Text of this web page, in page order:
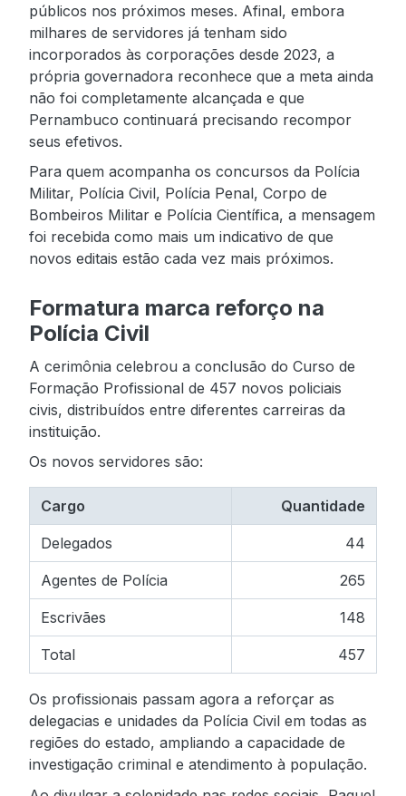
públicos nos próximos meses. Afinal, embora
milhares de servidores já tenham sido
incorporados às corporações desde 2023, a
própria governadora reconhece que a meta ainda
não foi completamente alcançada e que
Pernambuco continuará precisando recompor
seus efetivos.
Para quem acompanha os concursos da Polícia
Militar, Polícia Civil, Polícia Penal, Corpo de
Bombeiros Militar e Polícia Científica, a mensagem
foi recebida como mais um indicativo de que
novos editais estão cada vez mais próximos.
Formatura marca reforço na
Polícia Civil
A cerimônia celebrou a conclusão do Curso de
Formação Profissional de 457 novos policiais
civis, distribuídos entre diferentes carreiras da
instituição.
Os novos servidores são:
Cargo Quantidade
Delegados 44
Agentes de Polícia 265
Escrivães 148
Total 457
Os profissionais passam agora a reforçar as
delegacias e unidades da Polícia Civil em todas as
regiões do estado, ampliando a capacidade de
investigação criminal e atendimento à população.